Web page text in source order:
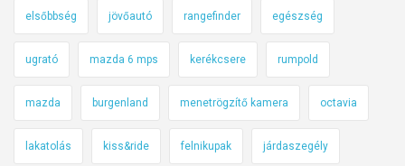
elsőbbség jövőautó rangefinder egészség
ugrató mazda 6 mps kerékcsere rumpold
mazda burgenland menetrögzítő kamera octavia
lakatolás kiss&ride felnikupak járdaszegély